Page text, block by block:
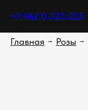
+7 962 0-225-225
Главная → Розы →